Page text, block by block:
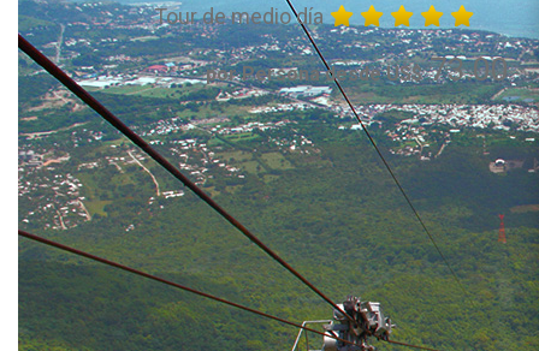
Tour de medio día
por Persona desde US$73.00